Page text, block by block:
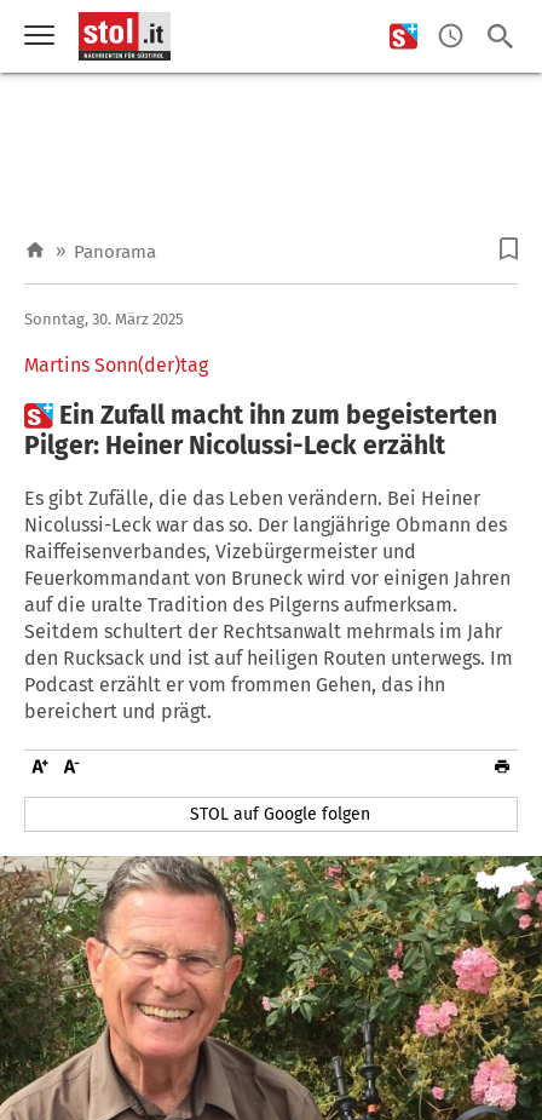
» Panorama
Martins Sonn(der)tag
Sonntag, 30. März 2025
 Ein Zufall macht ihn zum begeisterten
Pilger: Heiner Nicolussi-Leck erzählt
Es gibt Zufälle, die das Leben verändern. Bei Heiner
Nicolussi-Leck war das so. Der langjährige Obmann des
Raiffeisenverbandes, Vizebürgermeister und
Feuerkommandant von Bruneck wird vor einigen Jahren
auf die uralte Tradition des Pilgerns aufmerksam.
Seitdem schultert der Rechtsanwalt mehrmals im Jahr
den Rucksack und ist auf heiligen Routen unterwegs. Im
Podcast erzählt er vom frommen Gehen, das ihn
bereichert und prägt.
STOL auf Google folgen